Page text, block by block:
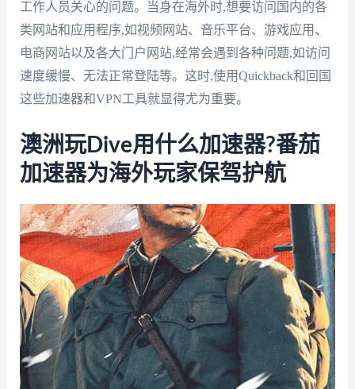
工作人员关心的问题。当身在海外时,想要访问国内的各
类网站和应用程序,如视频网站、音乐平台、游戏应用、
电商网站以及各大门户网站,经常会遇到各种问题,如访问
速度缓慢、无法正常登陆等。这时,使用Quickback和回国
这些加速器和VPN工具就显得尤为重要。
澳洲玩Dive用什么加速器?番茄
加速器为海外玩家保驾护航